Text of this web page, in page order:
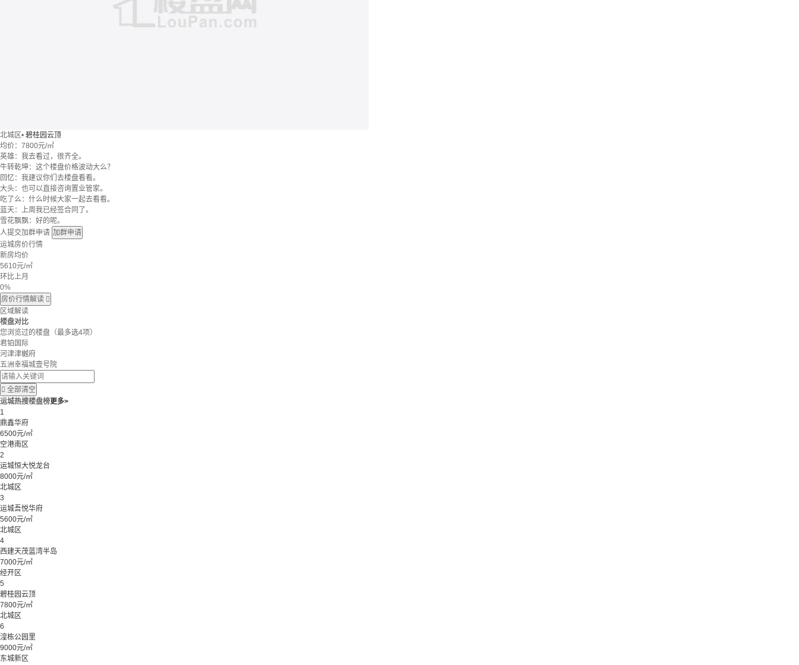
北城区• 碧桂园云顶
均价： 7800元/㎡
英雄：我去看过，很齐全。
牛转乾坤：这个楼盘价格波动大么？
回忆：我建议你们去楼盘看看。
大头：也可以直接咨询置业管家。
吃了么：什么时候大家一起去看看。
蓝天：上周我已经签合同了。
雪花飘飘：好的呢。
人提交加群申请 加群申请
运城房价行情
新房均价
5610元/㎡
环比上月
0%
房价行情解读 
区域解读
楼盘对比
您浏览过的楼盘 （最多选4项）
君铂国际
河津津樾府
五洲幸福城壹号院
 全部清空
运城热搜楼盘榜更多>
1
鼎鑫华府
6500元/㎡
空港南区
2
运城恒大悦龙台
8000元/㎡
北城区
3
运城吾悦华府
5600元/㎡
北城区
4
西建天茂蓝湾半岛
7000元/㎡
经开区
5
碧桂园云顶
7800元/㎡
北城区
6
湟栋公园里
9000元/㎡
东城新区